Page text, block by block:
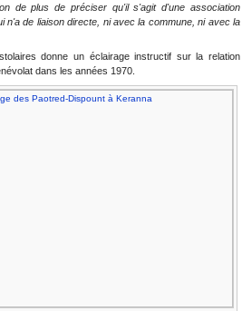
de plus de préciser qu'il s'agit d'une association
n'a de liaison directe, ni avec la commune, ni avec la
donne un éclairage instructif sur la relation
dans les années 1970.